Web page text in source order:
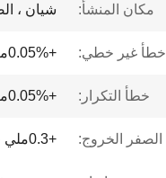
مكان المنشأ: شيان ،
خطأ غير خطي: +0.05%متاح
خطأ التكرار: +0.05%متاح
الصفر الخروج: +0.3ملي فولت/فولت